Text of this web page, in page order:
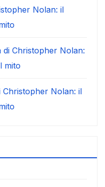
Nolan: il
di Christopher Nolan:
mito
Christopher Nolan: il